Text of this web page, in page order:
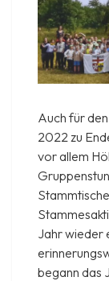
Auch für
2022 zu
vor allem
Jahr wieder
begann das